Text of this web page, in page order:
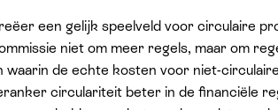
een gelijk speelveld voor circulaire
niet om meer regels, maar om
waarin de echte kosten voor niet-
circulariteit beter in de financiële